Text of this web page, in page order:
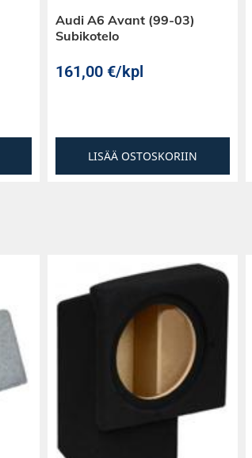
Audi A6 Avant (99-03)
Subikotelo
161,00 €/kpl
LISÄÄ OSTOSKORIIN